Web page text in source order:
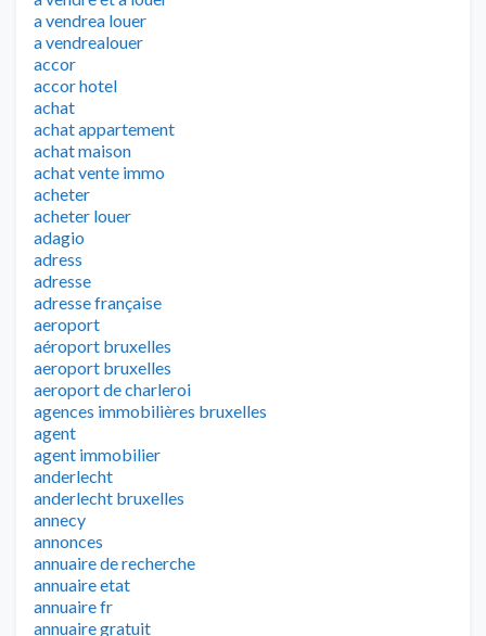
a vendrea louer
a vendrealouer
accor
accor hotel
achat
achat appartement
achat maison
achat vente immo
acheter
acheter louer
adagio
adress
adresse
adresse française
aeroport
aéroport bruxelles
aeroport bruxelles
aeroport de charleroi
agences immobilières bruxelles
agent
agent immobilier
anderlecht
anderlecht bruxelles
annecy
annonces
annuaire de recherche
annuaire etat
annuaire fr
annuaire gratuit